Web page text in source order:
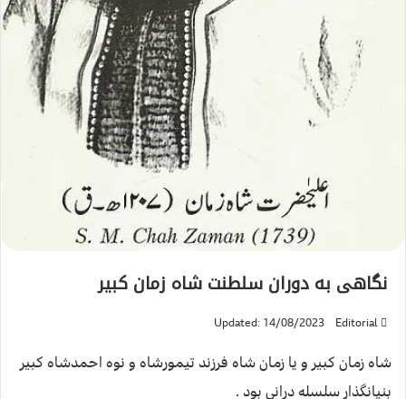
نگاهی به دوران سلطنت شاه زمان کبیر
Editorial
Updated: 14/08/2023
شاه زمان کبیر و یا زمان شاه فرزند تیمورشاه و نوه احمدشاه کبیر
بنیانگذار سلسله درانی بود .